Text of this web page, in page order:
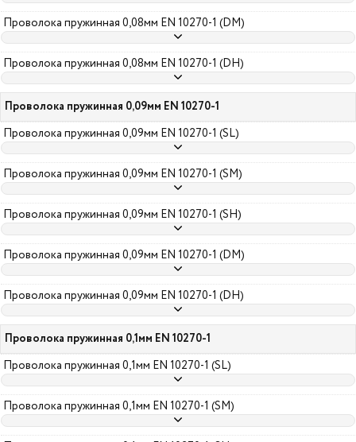
Проволока пружинная 0,08мм EN 10270-1 (DM)
Проволока пружинная 0,08мм EN 10270-1 (DH)
Проволока пружинная 0,09мм EN 10270-1
Проволока пружинная 0,09мм EN 10270-1 (SL)
Проволока пружинная 0,09мм EN 10270-1 (SM)
Проволока пружинная 0,09мм EN 10270-1 (SH)
Проволока пружинная 0,09мм EN 10270-1 (DM)
Проволока пружинная 0,09мм EN 10270-1 (DH)
Проволока пружинная 0,1мм EN 10270-1
Проволока пружинная 0,1мм EN 10270-1 (SL)
Проволока пружинная 0,1мм EN 10270-1 (SM)